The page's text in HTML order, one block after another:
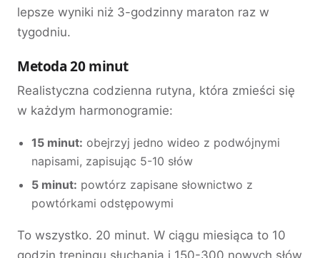
lepsze wyniki niż 3-godzinny maraton raz w
tygodniu.
Metoda 20 minut
Realistyczna codzienna rutyna, która zmieści się
w każdym harmonogramie:
15 minut: obejrzyj jedno wideo z podwójnymi
napisami, zapisując 5-10 słów
5 minut: powtórz zapisane słownictwo z
powtórkami odstępowymi
To wszystko. 20 minut. W ciągu miesiąca to 10
godzin treningu słuchania i 150-300 nowych słów